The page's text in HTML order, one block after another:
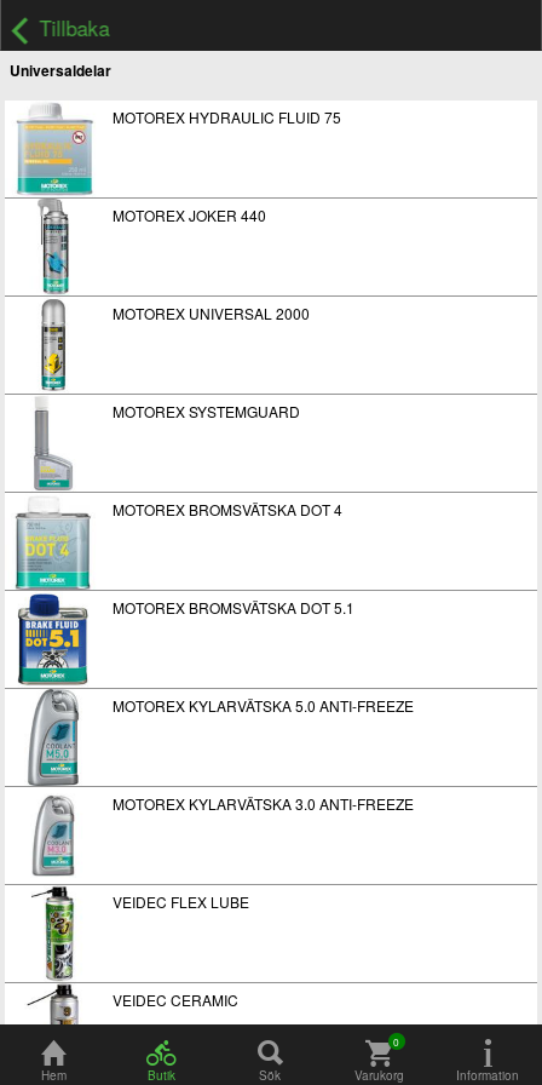
Tillbaka
Universaldelar
MOTOREX HYDRAULIC FLUID 75
MOTOREX JOKER 440
MOTOREX UNIVERSAL 2000
MOTOREX SYSTEMGUARD
MOTOREX BROMSVÄTSKA DOT 4
MOTOREX BROMSVÄTSKA DOT 5.1
MOTOREX KYLARVÄTSKA 5.0 ANTI-FREEZE
MOTOREX KYLARVÄTSKA 3.0 ANTI-FREEZE
VEIDEC FLEX LUBE
VEIDEC CERAMIC
Hem Butik Sök Varukorg Information